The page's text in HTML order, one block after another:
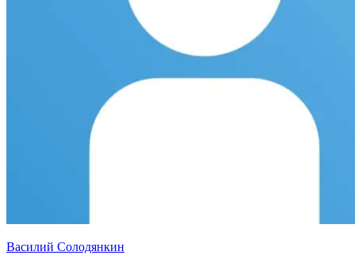
Василий Солодянкин